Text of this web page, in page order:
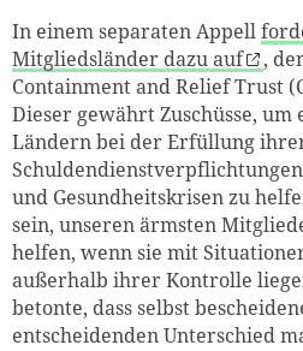
In einem separaten Appell
Mitgliedsländer dazu auf
,
Containment and Relief Trust
Dieser gewährt Zuschüsse,
Ländern bei der Erfüllung
und Gesundheitskrisen zu
sein, unseren ärmsten
helfen, wenn sie mit
außerhalb ihrer Kontrolle
betonte, dass selbst
entscheidenden Unterschied